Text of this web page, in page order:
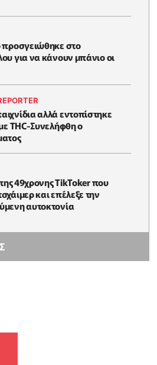
προσγειώθηκε στο
για να κάνουν μπάνιο οι
αλλά εντοπίστηκε
THC-Συνελήφθη ο
της 49χρονης TikToker που
και επέλεξε την
αυτοκτονία